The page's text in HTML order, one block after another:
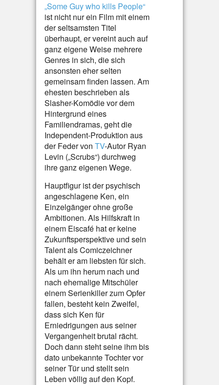
„Some Guy who kills People“
ist nicht nur ein Film mit einem
der seltsamsten Titel
überhaupt, er vereint auch auf
ganz eigene Weise mehrere
Genres in sich, die sich
ansonsten eher selten
gemeinsam finden lassen. Am
ehesten beschrieben als
Slasher-Komödie vor dem
Hintergrund eines
Familiendramas, geht die
Independent-Produktion aus
der Feder von TV-Autor Ryan
Levin („Scrubs“) durchweg
ihre ganz eigenen Wege.
Hauptfigur ist der psychisch
angeschlagene Ken, ein
Einzelgänger ohne große
Ambitionen. Als Hilfskraft in
einem Eiscafé hat er keine
Zukunftsperspektive und sein
Talent als Comiczeichner
behält er am liebsten für sich.
Als um ihn herum nach und
nach ehemalige Mitschüler
einem Serienkiller zum Opfer
fallen, besteht kein Zweifel,
dass sich Ken für
Erniedrigungen aus seiner
Vergangenheit brutal rächt.
Doch dann steht seine ihm bis
dato unbekannte Tochter vor
seiner Tür und stellt sein
Leben völlig auf den Kopf.